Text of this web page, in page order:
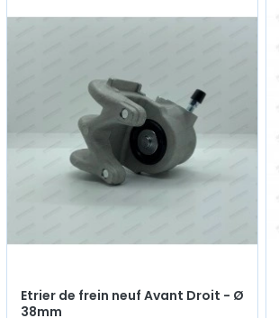
Etrier de frein neuf Avant Droit - Ø
38mm